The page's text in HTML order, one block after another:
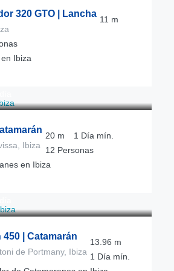
320 GTO | Lancha
11 m
Ibiza
Ibiza
20 m 1 Día mín.
12 Personas
en Ibiza
| Catamarán
de Portmany, Ibiza
13.96 m
1 Día mín.